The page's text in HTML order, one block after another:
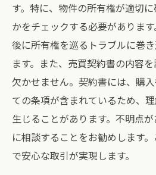
トラブルを未然に防ぐ
効果的な交渉術の実例
アフターサービスを活
コミュニティへの参加
長期的な住み心地を考
す。特に、物件の所有権が適切
かをチェックする必要がありま
後に所有権を巡るトラブルに巻
ます。また、売買契約書の内容
欠かせません。契約書には、購
ての条項が含まれているため、
生じることがあります。不明点
に相談することをお勧めします
で安心な取引が実現します。